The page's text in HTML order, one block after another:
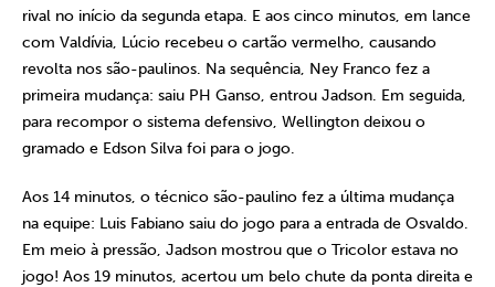
rival no início da segunda etapa. E aos cinco minutos, em lance
com Valdívia, Lúcio recebeu o cartão vermelho, causando
revolta nos são-paulinos. Na sequência, Ney Franco fez a
primeira mudança: saiu PH Ganso, entrou Jadson. Em seguida,
para recompor o sistema defensivo, Wellington deixou o
gramado e Edson Silva foi para o jogo.
Aos 14 minutos, o técnico são-paulino fez a última mudança
na equipe: Luis Fabiano saiu do jogo para a entrada de Osvaldo.
Em meio à pressão, Jadson mostrou que o Tricolor estava no
jogo! Aos 19 minutos, acertou um belo chute da ponta direita e